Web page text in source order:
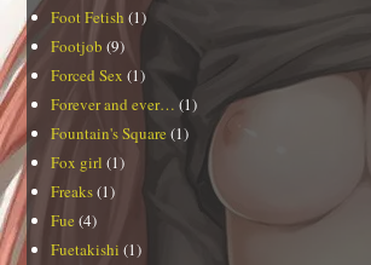
Foot Fetish (1)
Footjob (9)
Forced Sex (1)
Forever and ever… (1)
Fountain's Square (1)
Fox girl (1)
Freaks(1)
Fue (4)
Fuetakishi (1)